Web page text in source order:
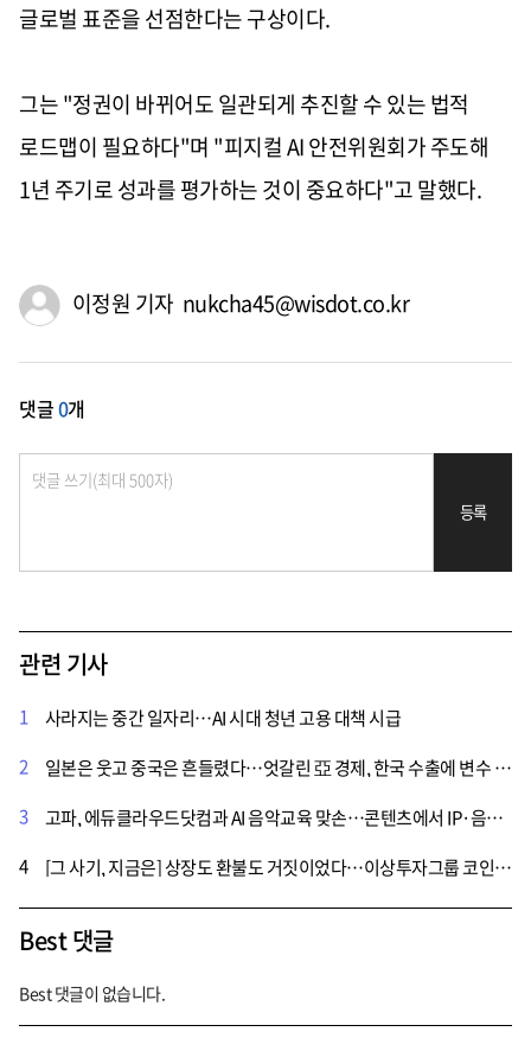
글로벌 표준을 선점한다는 구상이다.
그는 "정권이 바뀌어도 일관되게 추진할 수 있는 법적
로드맵이 필요하다"며 "피지컬 AI 안전위원회가 주도해
1년 주기로 성과를 평가하는 것이 중요하다"고 말했다.
이정원 기자 nukcha45@wisdot.co.kr
댓글0개
등록
관련 기사
1
사라지는 중간 일자리…AI 시대 청년 고용 대책 시급
2
일본은 웃고 중국은 흔들렸다…엇갈린 亞 경제, 한국 수출에 변수 되나
3
고파, 에듀클라우드닷컴과 AI 음악교육 맞손…콘텐츠에서 IP·음원 사업으로 확장
4
[그 사기, 지금은] 상장도 환불도 거짓이었다…이상투자그룹 코인사기의 실체①
Best 댓글
Best 댓글이 없습니다.